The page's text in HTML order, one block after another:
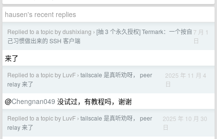
hausen's recent replies
Replied to a topic by dushixiang › [抽 3 个永久授权] Termark：一个按自
己习惯做出来的 SSH 客户端
7 月 1
日
来了
Replied to a topic by LuvF › tailscale 是真听劝呀， peer
relay 来了
2025 年 11 月 4
日
@Chengnan049 没试过，有教程吗，谢谢
Replied to a topic by LuvF › tailscale 是真听劝呀， peer
relay 来了
2025 年 10 月 30
日